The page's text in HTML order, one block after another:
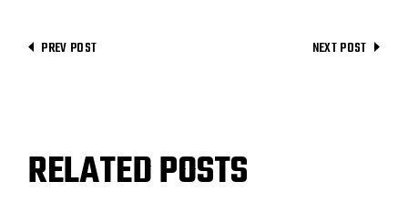
PREV POST NEXT POST
RELATED POSTS